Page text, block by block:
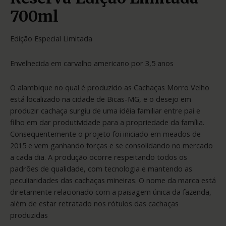
700ml
Edição Especial Limitada
Envelhecida em carvalho americano por 3,5 anos
O alambique no qual é produzido as Cachaças Morro Velho
está localizado na cidade de Bicas-MG, e o desejo em
produzir cachaça surgiu de uma idéia familiar entre pai e
filho em dar produtividade para a propriedade da família.
Consequentemente o projeto foi iniciado em meados de
2015 e vem ganhando forças e se consolidando no mercado
a cada dia. A produção ocorre respeitando todos os
padrões de qualidade, com tecnologia e mantendo as
peculiaridades das cachaças mineiras. O nome da marca está
diretamente relacionado com a paisagem única da fazenda,
além de estar retratado nos rótulos das cachaças
produzidas